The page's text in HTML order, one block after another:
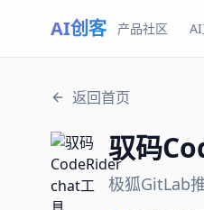
AI创客 产品社区
返回首页
驭码
极狐GitLab